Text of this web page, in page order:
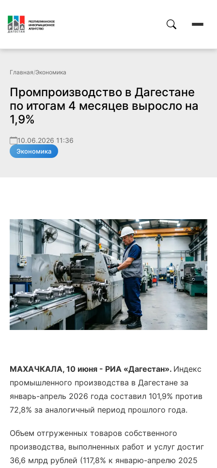
Главная/Экономика
Промпроизводство в Дагестане
по итогам 4 месяцев выросло на
1,9%
10.06.2026 11:36
Экономика
МАХАЧКАЛА, 10 июня - РИА «Дагестан». Индекс
промышленного производства в Дагестане за
январь-апрель 2026 года составил 101,9% против
72,8% за аналогичный период прошлого года.
Объем отгруженных товаров собственного
производства, выполненных работ и услуг достиг
36,6 млрд рублей (117,8% к январю-апрелю 2025